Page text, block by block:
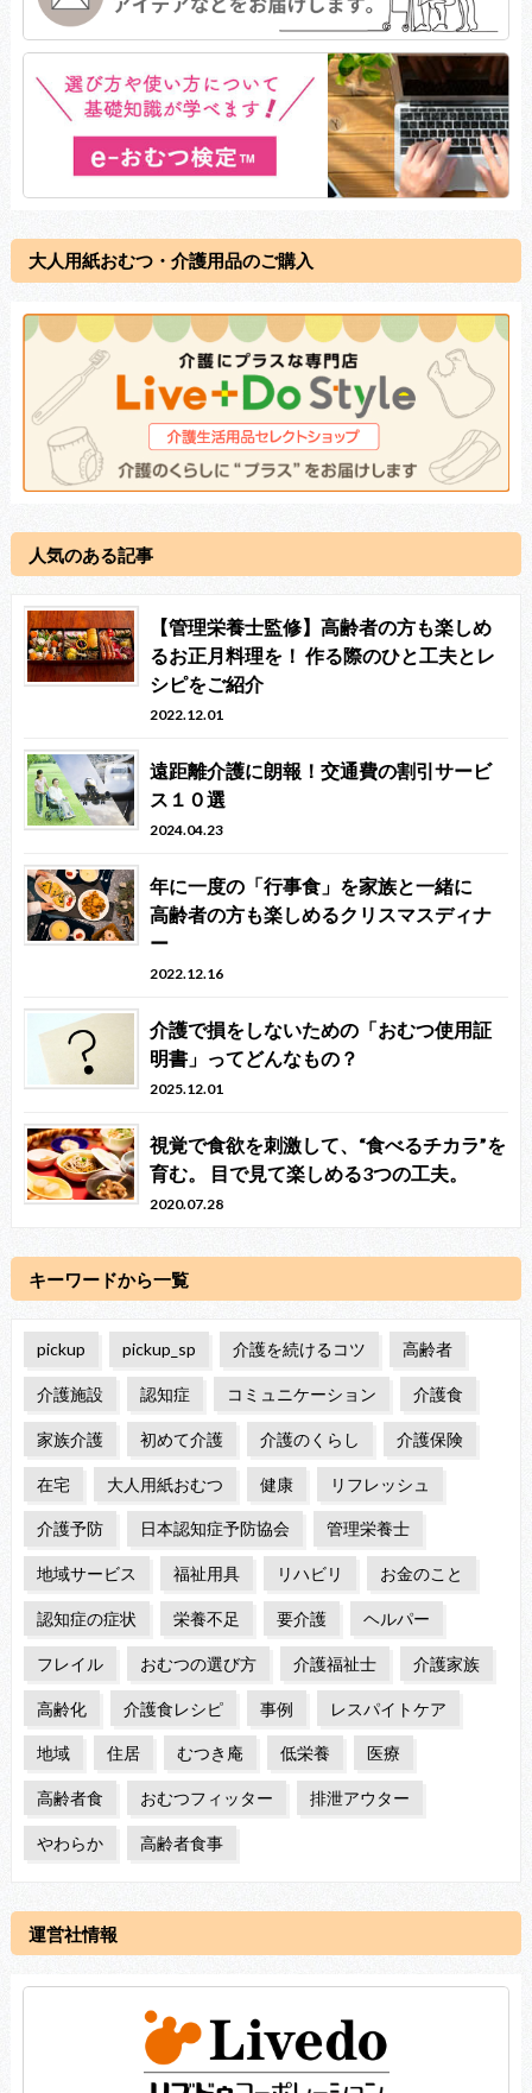
大人用紙おむつ・介護用品のご購入
人気のある記事
【管理栄養士監修】高齢者の方も楽しめ
るお正月料理を！ 作る際のひと工夫とレ
シピをご紹介
2022.12.01
遠距離介護に朗報！交通費の割引サービ
ス１０選
2024.04.23
年に一度の「行事食」を家族と一緒に
高齢者の方も楽しめるクリスマスディナ
ー
2022.12.16
介護で損をしないための「おむつ使用証
明書」ってどんなもの？
2025.12.01
視覚で食欲を刺激して、“食べるチカラ”を
育む。 目で見て楽しめる3つの工夫。
2020.07.28
キーワードから一覧
pickup pickup_sp 介護を続けるコツ 高齢者
介護施設 認知症 コミュニケーション 介護食
家族介護 初めて介護 介護のくらし 介護保険
在宅 大人用紙おむつ 健康 リフレッシュ
介護予防 日本認知症予防協会 管理栄養士
地域サービス 福祉用具 リハビリ お金のこと
認知症の症状 栄養不足 要介護 ヘルパー
フレイル おむつの選び方 介護福祉士 介護家族
高齢化 介護食レシピ 事例 レスパイトケア
地域 住居 むつき庵 低栄養 医療
高齢者食 おむつフィッター 排泄アウター
やわらか 高齢者食事
運営社情報